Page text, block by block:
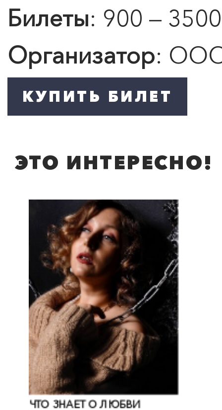
Билеты: 900 —
Организатор: ООО
ЭТО ИНТЕРЕСНО!